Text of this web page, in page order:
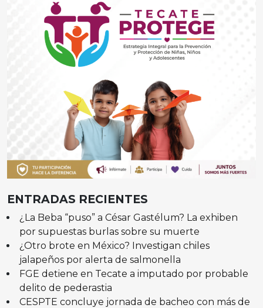
ENTRADAS RECIENTES
¿La Beba “puso” a César Gastélum? La exhiben
por supuestas burlas sobre su muerte
¿Otro brote en México? Investigan chiles
jalapeños por alerta de salmonella
FGE detiene en Tecate a imputado por probable
delito de pederastia
CESPTE concluye jornada de bacheo con más de